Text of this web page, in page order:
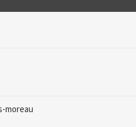
moreau